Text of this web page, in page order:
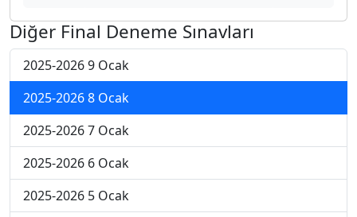
Diğer Final Deneme Sınavları
2025-2026 9 Ocak
2025-2026 8 Ocak
2025-2026 7 Ocak
2025-2026 6 Ocak
2025-2026 5 Ocak